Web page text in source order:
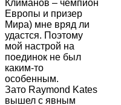
Климанов – чемпион
Европы и призер
Мира) мне вряд ли
удастся. Поэтому
мой настрой на
поединок не был
каким-то
особенным.
Зато Raymond Kates
вышел с явным